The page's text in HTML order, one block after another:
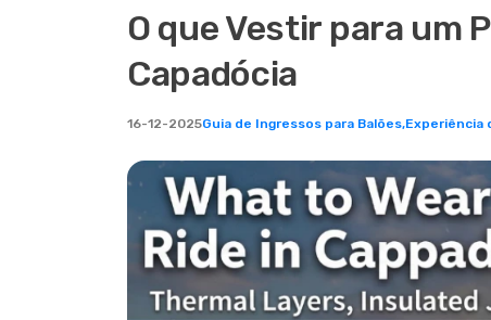
O que Vestir para um
Capadócia
16-12-2025Guia de Ingressos para Balões,Experiência